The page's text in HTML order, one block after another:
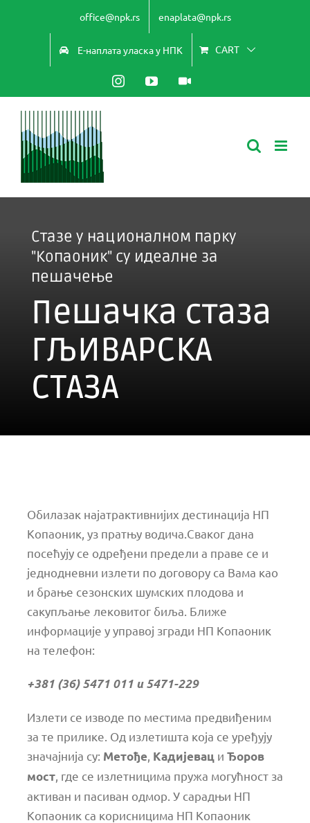
office@npk.rs enaplata@npk.rs
Е-наплата уласка у НПК CART
InstagramYouTube
Видео
Стазе у националном парку
"Копаоник" су идеалне за
пешачење
Пешачка стаза
ГЉИВАРСКА
СТАЗА
Обилазак најатрактивнијих дестинација НП
Копаоник, уз пратњу водича.Сваког дана
посећују се одређени предели а праве се и
једнодневни излети по договору са Вама као
и брање сезонских шумских плодова и
сакупљање лековитог биља. Ближе
информације у управој згради НП Копаоник
на телефон:
+381 (36) 5471 011 и 5471-229
Излети се изводе по местима предвиђеним
за те прилике. Од излетишта која се уређују
значајнија су: Метође Кадијевац и Ђоров
мост, где се излетницима пружа могућност за
активан и пасиван одмор. У сарадњи НП
Копаоник са корисницима НП Копаоник